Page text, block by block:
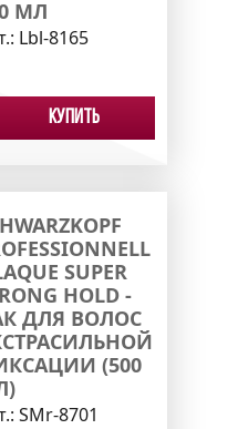
МЛ
Lbl-8165
Купить
SUPER
HOLD -
ДЛЯ ВОЛОС
(500
SMr-8701